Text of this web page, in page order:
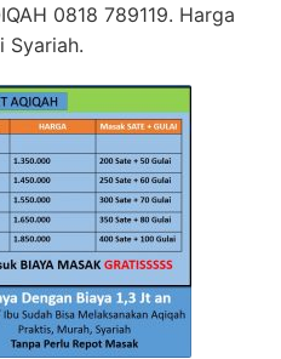
0818 789119. Harga
Syariah.